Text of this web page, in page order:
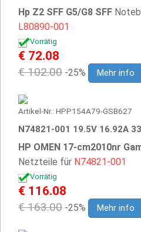
Hp Z2 SFF G5/G8 SFF
L80890-001
Vorrätig
€ 72.08
€ 102.00 -25% Mehr info
Artikel-Nr.: HPP154A79-GSB627
N74821-001 19.5V 16.92A
HP OMEN 17-cm2010nr
Netzteile für N74821-001
Vorrätig
€ 116.08
€ 163.00 -25% Mehr info